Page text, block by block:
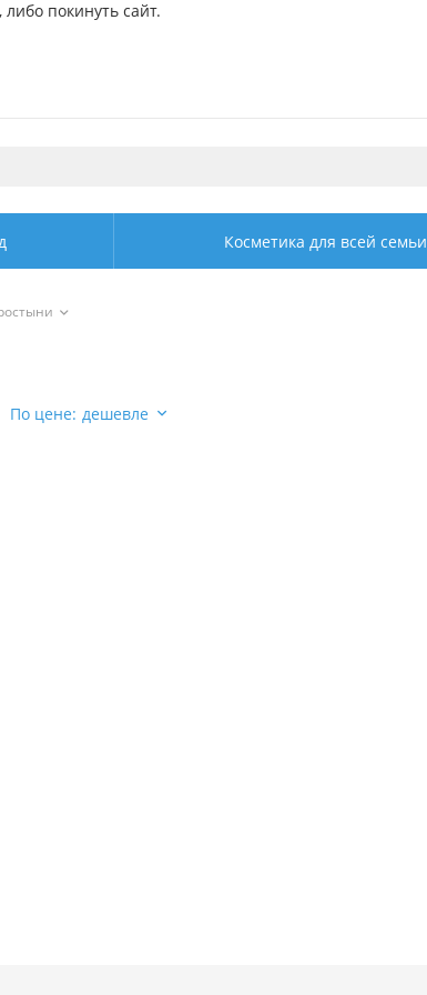
покинуть сайт.
Косметика для всей семьи
По цене: дешевле